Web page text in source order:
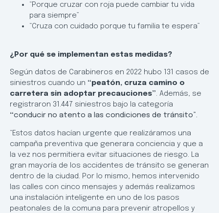
“Porque cruzar con roja puede cambiar tu vida
para siempre”
“Cruza con cuidado porque tu familia te espera”
¿Por qué se implementan estas medidas?
Según datos de Carabineros en 2022 hubo 131 casos de
siniestros cuando un “peatón, cruza camino o
carretera sin adoptar precauciones”. Además, se
registraron 31.447 siniestros bajo la categoría
“conducir no atento a las condiciones de tránsito”.
“Estos datos hacían urgente que realizáramos una
campaña preventiva que generara conciencia y que a
la vez nos permitiera evitar situaciones de riesgo. La
gran mayoría de los accidentes de tránsito se generan
dentro de la ciudad. Por lo mismo, hemos intervenido
las calles con cinco mensajes y además realizamos
una instalación inteligente en uno de los pasos
peatonales de la comuna para prevenir atropellos y